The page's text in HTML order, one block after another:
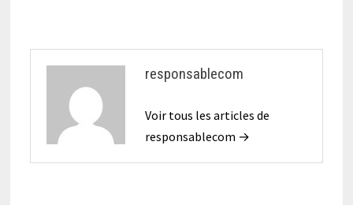
responsablecom
Voir tous les articles de
responsablecom →